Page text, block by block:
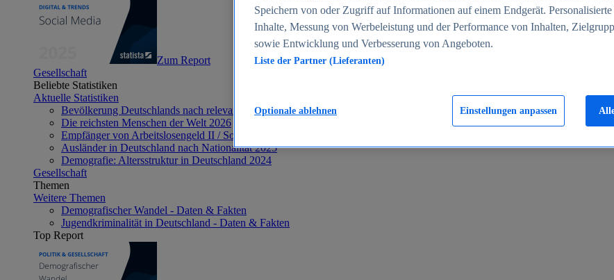
Zum Report
Gesellschaft
Beliebte Statistiken
Aktuelle Statistiken
Bevölkerung Deutschlands nach relevanten Altersgruppen 2024
Die reichsten Menschen der Welt 2026
Empfänger von Arbeitslosengeld II / Sozialgeld / Bürgergeld in Deutschland 2005-2025
Ausländer in Deutschland nach Nationalität 2025
Demografie: Altersstruktur in Deutschland 2024
Gesellschaft
Themen
Weitere Themen
Demografischer Wandel - Daten & Fakten
Jugendkriminalität in Deutschland - Daten & Fakten
Top Report
Speichern von oder Zugriff auf Informationen auf einem Endgerät.
Inhalte, Messung von Werbeleistung und der Performance von Inhalten,
sowie Entwicklung und Verbesserung von Angeboten.
Liste der Partner (Lieferanten)
Einstellungen anpassen
Optionale ablehnen